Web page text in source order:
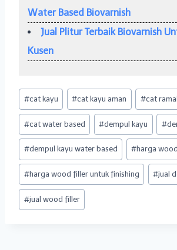
Water Based Biovarnish
Jual Plitur Terbaik Biovarnish
Kusen
Post
Tags:
#cat kayu #cat kayu aman #cat
#cat water based #dempul kayu #
#dempul kayu water based #harga
#harga wood filler untuk finishing #jual
#jual wood filler